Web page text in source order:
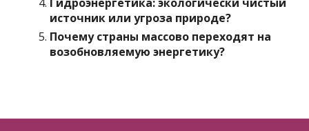
источник или угроза природе?
Почему страны массово переходят на
возобновляемую энергетику?